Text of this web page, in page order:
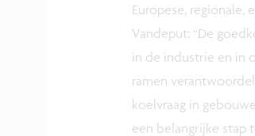
Europese, regionale,
Vandeput: “De
in de industrie en in
ramen
koelvraag in
een belangrijke stap